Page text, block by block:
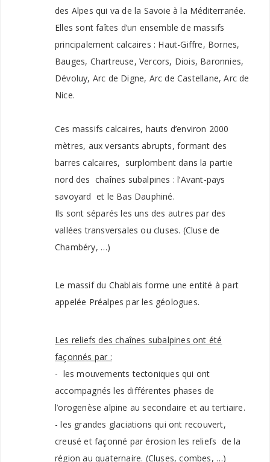
des Alpes qui va de la Savoie à la Méditerranée.
Elles sont faîtes d’un ensemble de massifs
principalement calcaires : Haut-Giffre, Bornes,
Bauges, Chartreuse, Vercors, Diois, Baronnies,
Dévoluy, Arc de Digne, Arc de Castellane, Arc de
Nice.
Ces massifs calcaires, hauts d’environ 2000
mètres, aux versants abrupts, formant des
barres calcaires, surplombent dans la partie
nord des chaînes subalpines : l’Avant-pays
savoyard et le Bas Dauphiné.
Ils sont séparés les uns des autres par des
vallées transversales ou cluses. (Cluse de
Chambéry, …)
Le massif du Chablais forme une entité à part
appelée Préalpes par les géologues.
Les reliefs des chaînes subalpines ont été
façonnés par :
- les mouvements tectoniques qui ont
accompagnés les différentes phases de
l’orogenèse alpine au secondaire et au tertiaire.
- les grandes glaciations qui ont recouvert,
creusé et façonné par érosion les reliefs de la
région au quaternaire. (Cluses, combes, …)